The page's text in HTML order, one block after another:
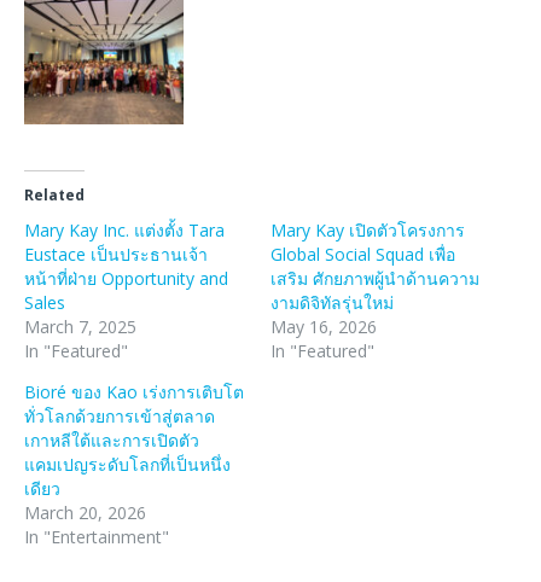
Related
Mary Kay Inc. แต่งตั้ง Tara
Eustace เป็นประธานเจ้า
หน้าที่ฝ่าย Opportunity and
Sales
March 7, 2025
In "Featured"
Mary Kay เปิดตัวโครงการ
Global Social Squad เพื่อ
เสริม ศักยภาพผู้นำด้านความ
งามดิจิทัลรุ่นใหม่
May 16, 2026
In "Featured"
Bioré ของ Kao เร่งการเติบโต
ทั่วโลกด้วยการเข้าสู่ตลาด
เกาหลีใต้และการเปิดตัว
แคมเปญระดับโลกที่เป็นหนึ่ง
เดียว
March 20, 2026
In "Entertainment"